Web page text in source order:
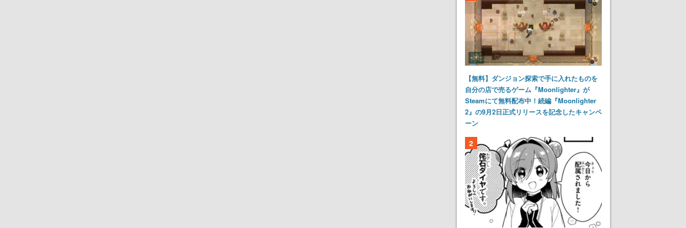
【無料】ダンジョン探索で手に入れたものを
自分の店で売るゲーム『Moonlighter』が
Steamにて無料配布中！続編『Moonlighter
2』の9月2日正式リリースを記念したキャンペ
ーン
2